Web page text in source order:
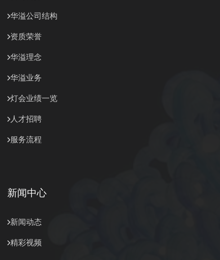
华溢公司结构
资质荣誉
华溢理念
华溢业务
灯会业绩一览
人才招聘
服务流程
新闻中心
新闻动态
精彩视频